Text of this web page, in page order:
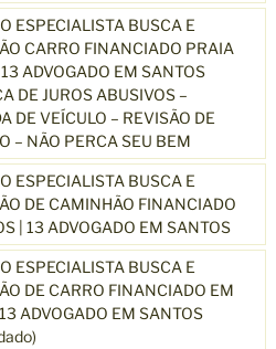
ESPECIALISTA BUSCA E
CARRO FINANCIADO PRAIA
ADVOGADO EM SANTOS
DE JUROS ABUSIVOS –
DE VEÍCULO – REVISÃO DE
– NÃO PERCA SEU BEM
ESPECIALISTA BUSCA E
DE CAMINHÃO FINANCIADO
| 13 ADVOGADO EM SANTOS
ESPECIALISTA BUSCA E
DE CARRO FINANCIADO EM
ADVOGADO EM SANTOS